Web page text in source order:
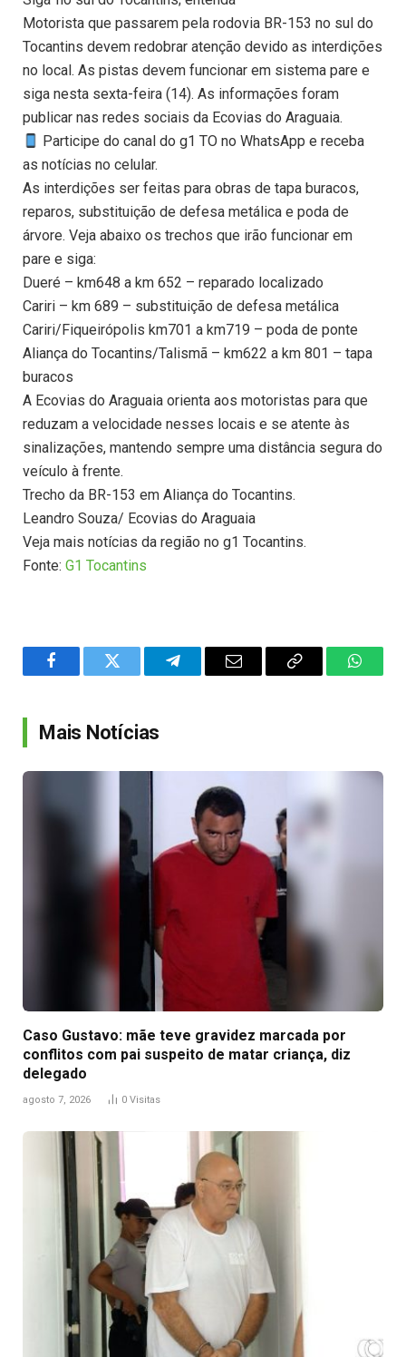
Motorista que passarem pela rodovia BR-153 no sul do
Tocantins devem redobrar atenção devido as interdições
no local. As pistas devem funcionar em sistema pare e
siga nesta sexta-feira (14). As informações foram
publicar nas redes sociais da Ecovias do Araguaia.
Participe do canal do g1 TO no WhatsApp e receba
as notícias no celular.
As interdições ser feitas para obras de tapa buracos,
reparos, substituição de defesa metálica e poda de
árvore. Veja abaixo os trechos que irão funcionar em
pare e siga:
Dueré – km648 a km 652 – reparado localizado
Cariri – km 689 – substituição de defesa metálica
Cariri/Fiqueirópolis km701 a km719 – poda de ponte
Aliança do Tocantins/Talismã – km622 a km 801 – tapa
buracos
A Ecovias do Araguaia orienta aos motoristas para que
reduzam a velocidade nesses locais e se atente às
sinalizações, mantendo sempre uma distância segura do
veículo à frente.
Trecho da BR-153 em Aliança do Tocantins.
Leandro Souza/ Ecovias do Araguaia
Veja mais notícias da região no g1 Tocantins.
Fonte: G1 Tocantins
FacebookTwitter TelegramEmail
Copy
Mais Notícias
Caso Gustavo: mãe teve gravidez marcada por
conflitos com pai suspeito de matar criança, diz
delegado
agosto 7, 2026 0 Visitas